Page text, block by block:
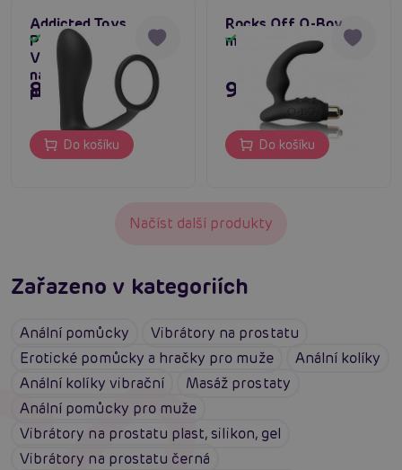
Addicted Toys
Prostate Anal
Vibrator #1 černý
nabíjecí masér
prostaty
Skladem
895 Kč
Do košíku
Rocks Off O-Boy,
masér prostaty
995 Kč
Do košíku
Načíst další produkty
Zařazeno v kategoriích
Anální pomůcky
Vibrátory na prostatu
Erotické pomůcky a hračky pro muže
Anální kolíky
Anální kolíky vibrační
Masáž prostaty
Anální pomůcky pro muže
Vibrátory na prostatu plast, silikon, gel
Vibrátory na prostatu černá